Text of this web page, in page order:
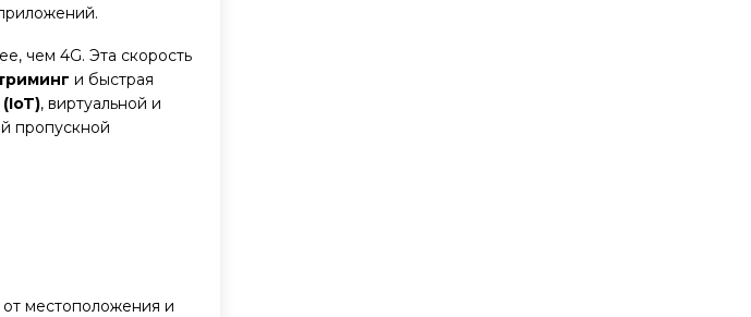
чем 4G. Эта скорость
и быстрая
, виртуальной и
пропускной
от местоположения и